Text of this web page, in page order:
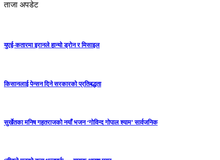
ताजा अपडेट
युएई-कतारमा इरानले हान्यो ड्रोन र मिसाइल
किसानलाई पेन्सन दिने सरकारको प्रतिबद्धता
सुर्खेतका मनिष गहतराजको नयाँ भजन ‘गोविन्द गोपाल श्याम’ सार्वजनिक